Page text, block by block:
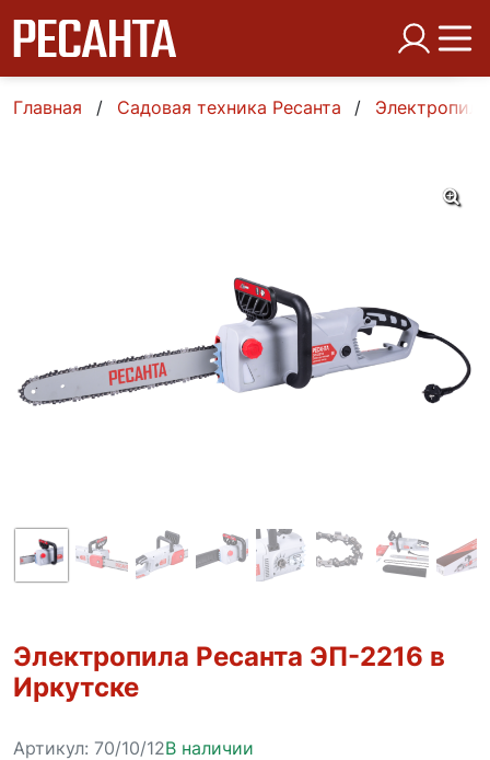
Главная Садовая техника Ресанта
Электропила Ресанта ЭП-2216 в
Иркутске
Артикул: 70/10/12В наличии